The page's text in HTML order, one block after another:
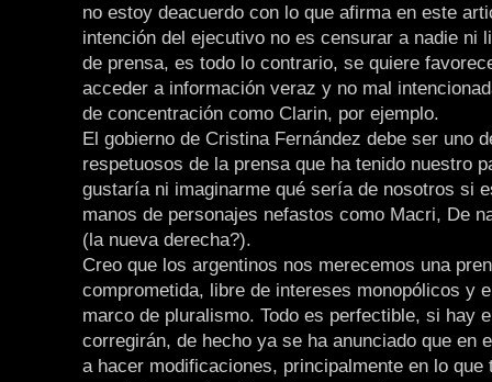
no estoy deacuerdo con lo que afirma en este
intención del ejecutivo no es censurar a nadie ni
de prensa, es todo lo contrario, se quiere
acceder a información veraz y no mal
de concentración como Clarin, por ejemplo.
El gobierno de Cristina Fernández debe ser uno
respetuosos de la prensa que ha tenido nuestro
gustaría ni imaginarme qué sería de nosotros si
manos de personajes nefastos como Macri, De
(la nueva derecha?).
Creo que los argentinos nos merecemos una
comprometida, libre de intereses monopólicos y
marco de pluralismo. Todo es perfectible, si hay
corregirán, de hecho ya se ha anunciado que en
a hacer modificaciones, principalmente en lo que